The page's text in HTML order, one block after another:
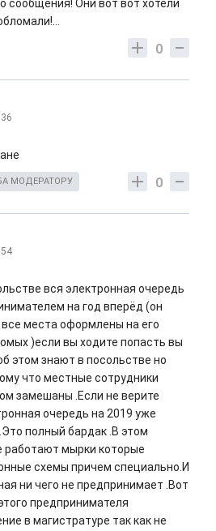
сообщения! Они вот вот хотели
0
0
МОДЕРАТОРУ
вся электронная очередь
на год вперёд (он
места оформлены на его
)если вы ходите попасть вы
этом знают в посольстве но
что местные сотрудники
замешаны .Если не верите
очередь на 2019 уже
полный бардак .В этом
работают мырки которые
схемы причем специально.И
ни чего не предпринимает .Вот
предпринимателя
в магистратуре так как не